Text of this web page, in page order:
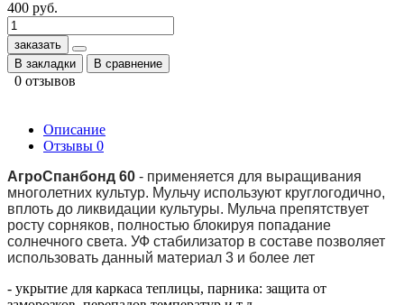
400 руб.
заказать
В закладки
В сравнение
0 отзывов
Описание
Отзывы 0
АгроСпанбонд 60 - применяется для выращивания
многолетних культур. Мульчу используют круглогодично,
вплоть до ликвидации культуры. Мульча препятствует
росту сорняков, полностью блокируя попадание
солнечного света. УФ стабилизатор в составе позволяет
использовать данный материал 3 и более лет
- укрытие для каркаса теплицы, парника: защита от